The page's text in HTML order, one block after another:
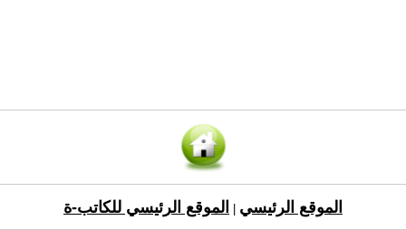
الموقع الرئيسي الموقع الرئيسي للكاتب-ة